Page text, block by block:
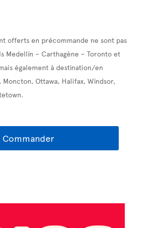
offerts en précommande ne sont pas
Medellín – Carthagène – Toronto et
également à destination/en
Ottawa, Halifax, Windsor,
Commander